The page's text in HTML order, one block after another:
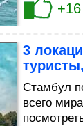
+16
3
Стамбул
всего